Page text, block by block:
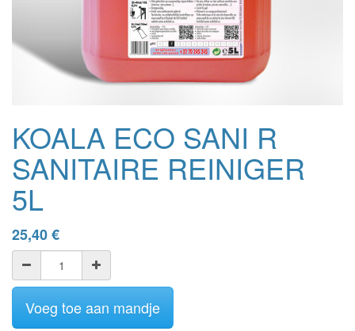
KOALA ECO SANI R
SANITAIRE REINIGER
5L
25,40€
Voeg toe aan mandje